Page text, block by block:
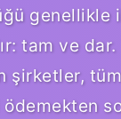
genellikle
tam ve dar.
şirketler,